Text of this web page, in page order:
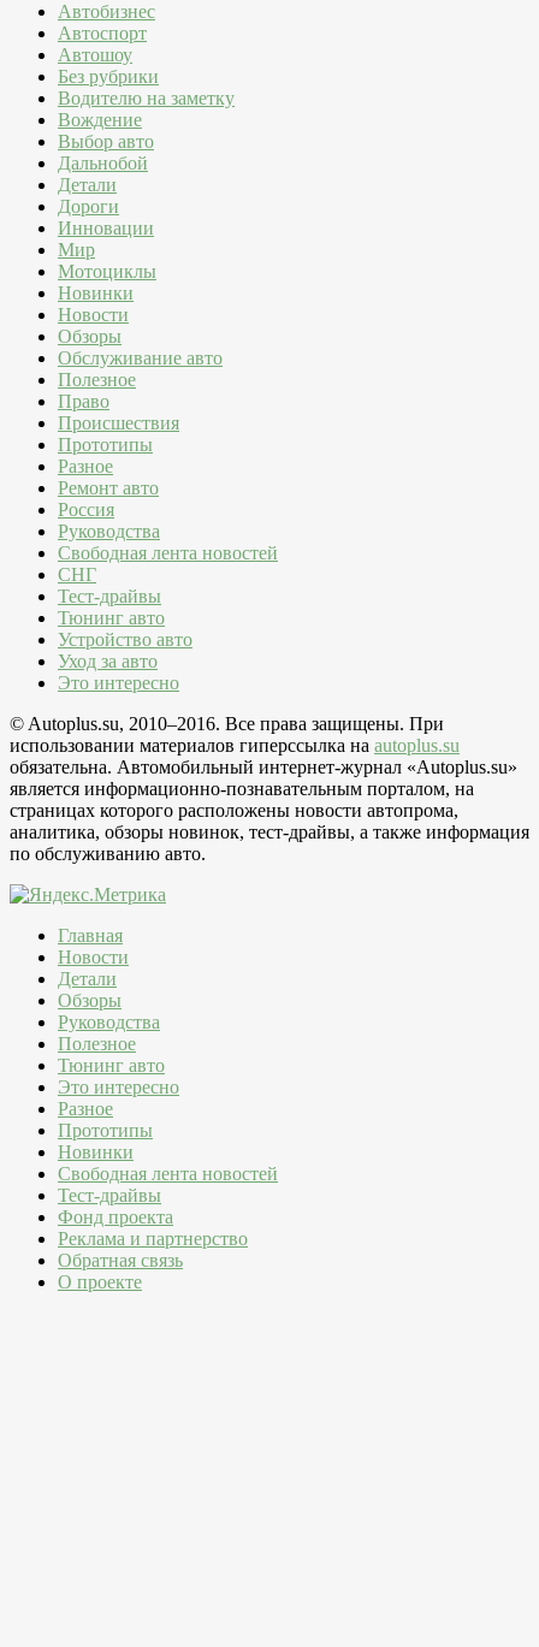
Автобизнес
Автоспорт
Автошоу
Без рубрики
Водителю на заметку
Вождение
Выбор авто
Дальнобой
Детали
Дороги
Инновации
Мир
Мотоциклы
Новинки
Новости
Обзоры
Обслуживание авто
Полезное
Право
Происшествия
Прототипы
Разное
Ремонт авто
Россия
Руководства
Свободная лента новостей
СНГ
Тест-драйвы
Тюнинг авто
Устройство авто
Уход за авто
Это интересно
© Autoplus.su, 2010–2016. Все права защищены. При
использовании материалов гиперссылка на autoplus.su
обязательна. Автомобильный интернет-журнал «Autoplus.su»
является информационно-познавательным порталом, на
страницах которого расположены новости автопрома,
аналитика, обзоры новинок, тест-драйвы, а также информация
по обслуживанию авто.
Главная
Новости
Детали
Обзоры
Руководства
Полезное
Тюнинг авто
Это интересно
Разное
Прототипы
Новинки
Свободная лента новостей
Тест-драйвы
Фонд проекта
Реклама и партнерство
Обратная связь
О проекте